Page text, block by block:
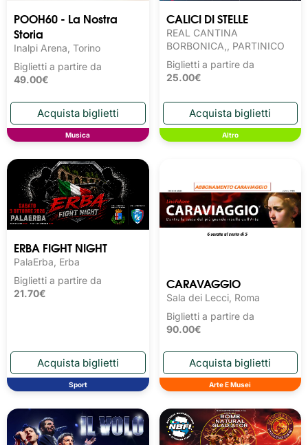
POOH60 - La Nostra
Storia
Inalpi Arena, Torino
Biglietti a partire da
49.00€
Musica
CALICI DI STELLE
REAL CANTINA
BORBONICA,, PARTINICO
Biglietti a partire da
25.00€
Altro
ERBA FIGHT NIGHT
PalaErba, Erba
Biglietti a partire da
21.70€
Sport
CARAVAGGIO
Sala dei Lecci, Roma
Biglietti a partire da
90.00€
Arte E Musei